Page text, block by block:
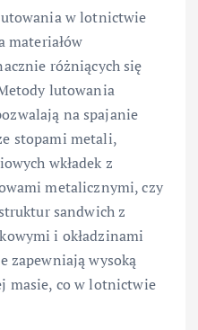
w lotnictwie
materiałów
różniących się
lutowania
na spajanie
stopami metali,
wkładek z
metalicznymi, czy
sandwich z
i okładzinami
zapewniają wysoką
masie, co w lotnictwie